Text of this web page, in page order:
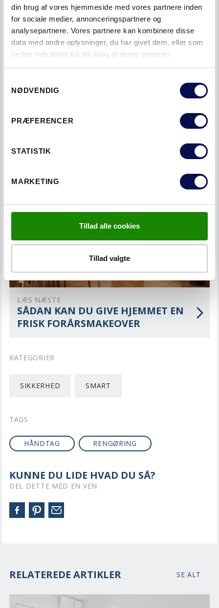
din brug af vores hjemmeside med vores partnere inden
for sociale medier, annonceringspartnere og
analysepartnere. Vores partnere kan kombinere disse
data med andre oplysninger, du har givet dem, eller som
de har indsamlet fra din brug af deres tjenester.
NØDVENDIG
PRÆFERENCER
STATISTIK
MARKETING
Tillad alle cookies
Tillad valgte
LÆS NÆSTE
SÅDAN KAN DU GIVE HJEMMET EN
FRISK FORÅRSMAKEOVER
KATEGORIER
SIKKERHED SMART
TAGS
HÅNDTAG RENGØRING
KUNNE DU LIDE HVAD DU SÅ?
DEL DETTE MED EN VEN
RELATEREDE ARTIKLER SE ALT